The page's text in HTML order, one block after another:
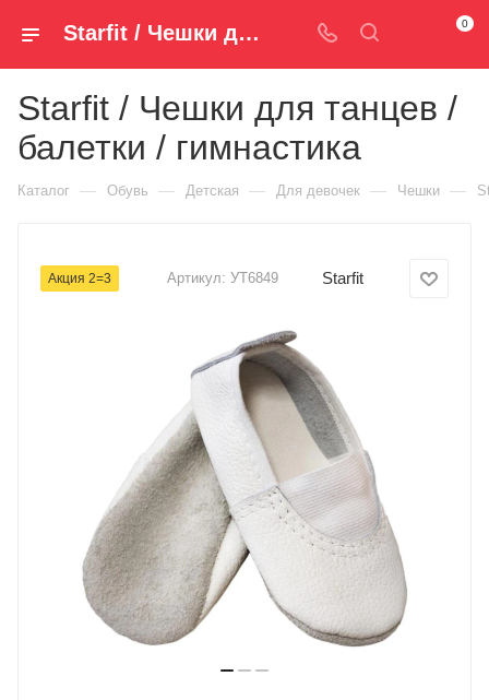
Starfit / Чешки для танцев / балетки / гимнастика УТ6849 — купить за 198 руб. ₽ в Spm-Shop.ru | Хумтто.РФ - Спорт+Мода 0
Starfit / Чешки для танцев /
балетки / гимнастика
Каталог — Обувь — Детская — Для девочек — Чешки —
Акция 2=3 Артикул: УТ6849 Starfit